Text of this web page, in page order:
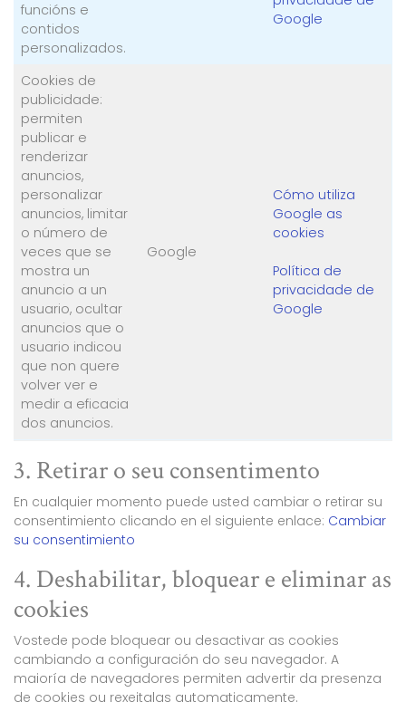
funcións e
contidos
personalizados.
Google
Cookies de
publicidade:
permiten
publicar e
renderizar
anuncios,
personalizar
anuncios, limitar
o número de
veces que se
mostra un
anuncio a un
usuario, ocultar
anuncios que o
usuario indicou
que non quere
volver ver e
medir a eficacia
dos anuncios.
Google
Cómo utiliza
Google as
cookies
Política de
privacidade de
Google
3. Retirar o seu consentimento
En cualquier momento puede usted cambiar o retirar su
consentimiento clicando en el siguiente enlace: Cambiar
su consentimiento
4. Deshabilitar, bloquear e eliminar as
cookies
Vostede pode bloquear ou desactivar as cookies
cambiando a configuración do seu navegador. A
maioría de navegadores permiten advertir da presenza
de cookies ou rexeitalas automaticamente.